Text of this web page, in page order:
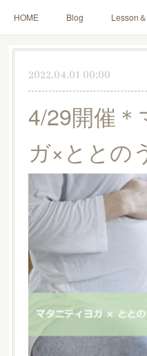
HOME Blog Lesson
Yoga for Mama＆Baby About
2022.04.01 00:00
4/29開催＊
ガ×ととの